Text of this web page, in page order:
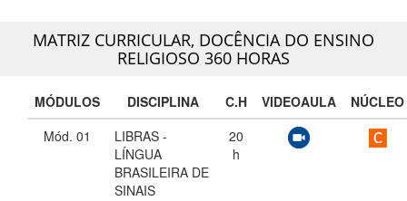
MATRIZ CURRICULAR, DOCÊNCIA DO ENSINO
RELIGIOSO 360 HORAS
MÓDULOS DISCIPLINA C.H VIDEOAULA
NÚCLEO
Mód. 01
LIBRAS -
LÍNGUA
BRASILEIRA DE
SINAIS
20
h